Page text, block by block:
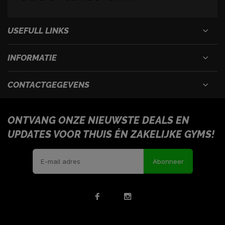
USEFULL LINKS
INFORMATIE
CONTACTGEGEVENS
ONTVANG ONZE NIEUWSTE DEALS EN
UPDATES VOOR THUIS ÉN ZAKELIJKE GYMS!
Abonneer